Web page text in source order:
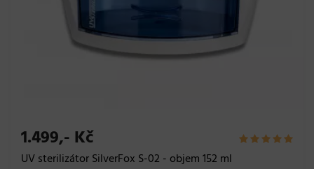
1.499,- Kč
UV sterilizátor SilverFox S-02 - objem 152 ml